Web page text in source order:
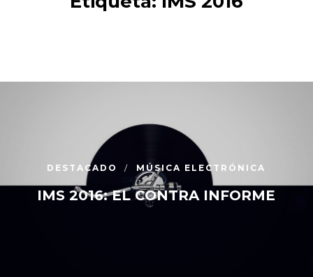
DESTACADO MÚSICA ELECTRÓNICA
IMS 2016: EL CONTRA INFORME